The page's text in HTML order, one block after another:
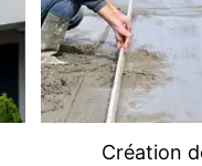
Création